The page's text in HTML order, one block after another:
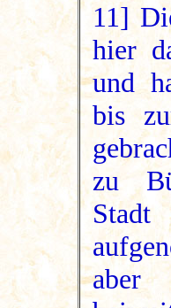
11]
hier
und
bis
zu
aber